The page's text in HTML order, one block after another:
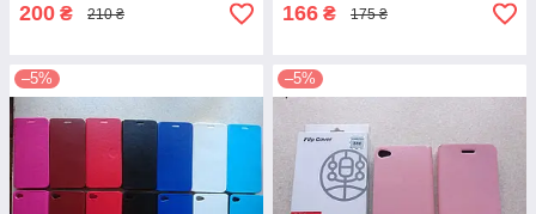
200 ₴ 210 ₴ 166 ₴ 175 ₴
–5% –5%